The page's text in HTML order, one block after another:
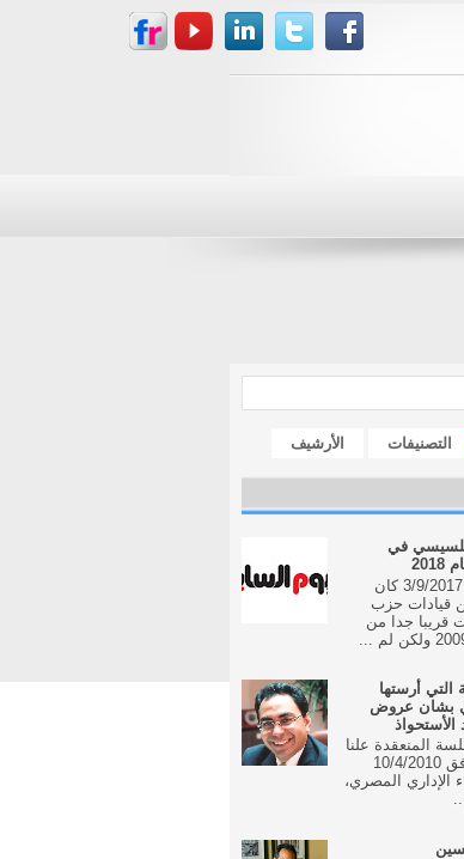
التصنيفات الأرشيف
في
جريدة اليوم السابع - 3/9/2017 كان
قيادات حزب
2008 ، وكنت قريبا جدا من
التي أرستها
بشان عروض
الأستحواذ
§ بالجلسة المنعقدة علنا
في يوم السبت الموافق 10/4/2010
المصري،